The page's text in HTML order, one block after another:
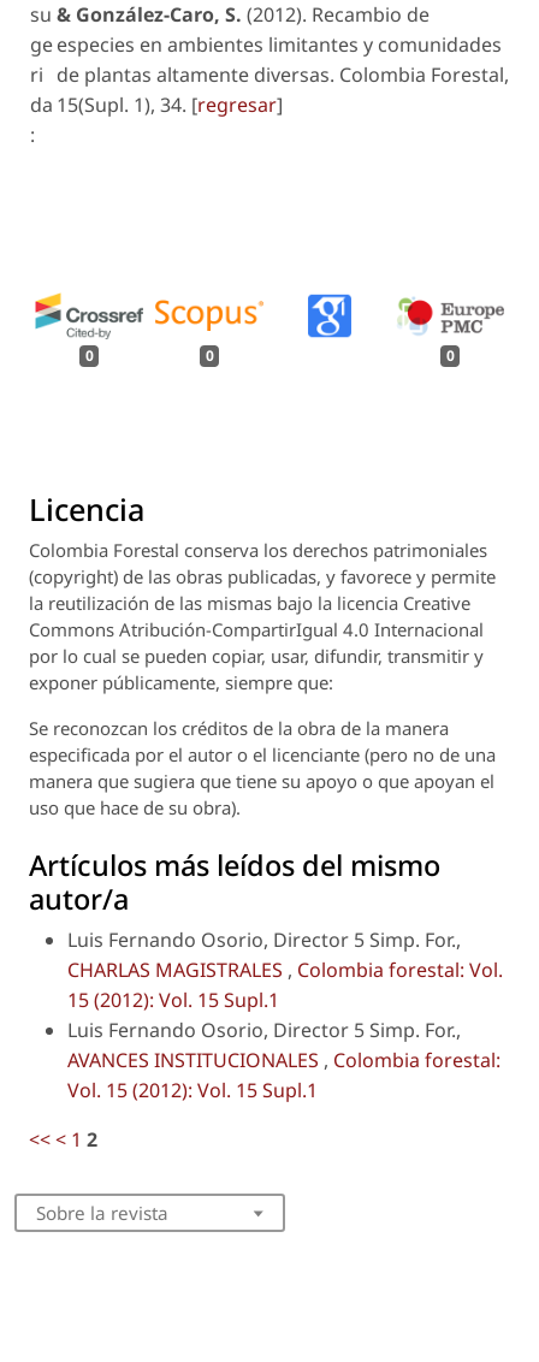
su
ge
ri
da
:
& González-Caro, S. (2012). Recambio de
especies en ambientes limitantes y comunidades
de plantas altamente diversas. Colombia Forestal,
15(Supl. 1), 34. [regresar]
0 0 0
Licencia
Colombia Forestal conserva los derechos patrimoniales
(copyright) de las obras publicadas, y favorece y permite
la reutilización de las mismas bajo la licencia Creative
Commons Atribución-CompartirIgual 4.0 Internacional
por lo cual se pueden copiar, usar, difundir, transmitir y
exponer públicamente, siempre que:
Se reconozcan los créditos de la obra de la manera
especificada por el autor o el licenciante (pero no de una
manera que sugiera que tiene su apoyo o que apoyan el
uso que hace de su obra).
Artículos más leídos del mismo
autor/a
Luis Fernando Osorio, Director 5 Simp. For.,
CHARLAS MAGISTRALES , Colombia forestal: Vol.
15 (2012): Vol. 15 Supl.1
Luis Fernando Osorio, Director 5 Simp. For.,
AVANCES INSTITUCIONALES , Colombia forestal:
Vol. 15 (2012): Vol. 15 Supl.1
<<< 1 2
Sobre la revista